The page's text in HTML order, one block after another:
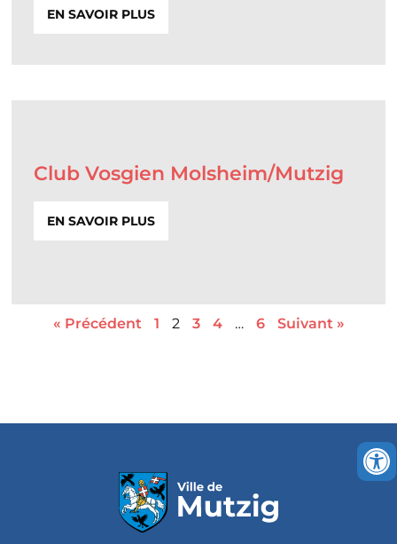
EN SAVOIR PLUS
Club Vosgien Molsheim/Mutzig
EN SAVOIR PLUS
« Précédent 1 2 3 4 … 6 Suivant »